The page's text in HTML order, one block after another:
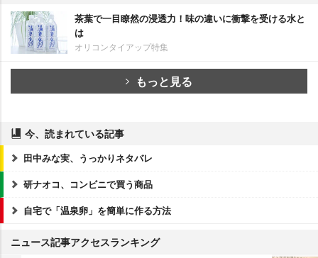
茶葉で一目瞭然の浸透力！味の違いに衝撃を受ける水と
は
オリコンタイアップ特集
もっと見る
今、読まれている記事
田中みな実、うっかりネタバレ
研ナオコ、コンビニで買う商品
自宅で「温泉卵」を簡単に作る方法
ニュース記事アクセスランキング